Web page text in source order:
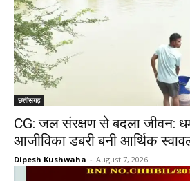
छत्तीसगढ़
CG: जल संरक्षण से बदला जीवन:
आजीविका डबरी बनी आर्थिक
Dipesh Kushwaha - August 7, 2026